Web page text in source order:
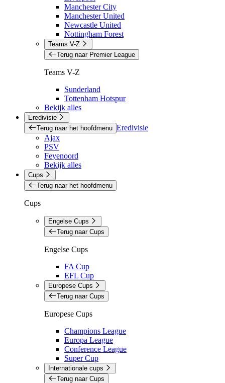
Manchester City
Manchester United
Newcastle United
Nottingham Forest
Teams V-Z
Terug naar Premier League
Teams V-Z
Sunderland
Tottenham Hotspur
Bekijk alles
Eredivisie
Terug naar het hoofdmenu Eredivisie
Ajax
PSV
Feyenoord
Bekijk alles
Cups
Terug naar het hoofdmenu
Cups
Engelse Cups
Terug naar Cups
Engelse Cups
FA Cup
EFL Cup
Europese Cups
Terug naar Cups
Europese Cups
Champions League
Europa League
Conference League
Super Cup
Internationale cups
Terug naar Cups